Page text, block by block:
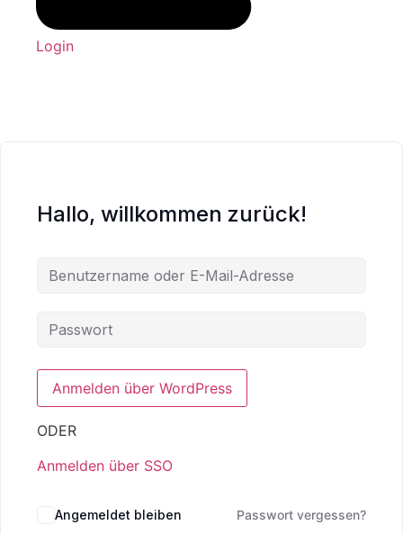
Login
Hallo, willkommen zurück!
ODER
Anmelden über SSO
Angemeldet bleiben Passwort vergessen?